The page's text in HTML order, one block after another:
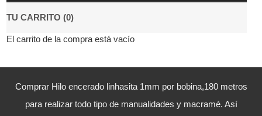
TU CARRITO (0)
El carrito de la compra está vacío
Comprar Hilo encerado linhasita 1mm por bobina,180 metros
para realizar todo tipo de manualidades y macramé. Así